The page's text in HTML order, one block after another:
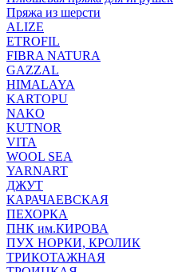
Пряжа из шерсти
ALIZE
ETROFIL
FIBRA NATURA
GAZZAL
HIMALAYA
KARTOPU
NAKO
KUTNOR
VITA
WOOL SEA
YARNART
ДЖУТ
КАРАЧАЕВСКАЯ
ПЕХОРКА
ПНК им.КИРОВА
ПУХ НОРКИ, КРОЛИК
ТРИКОТАЖНАЯ